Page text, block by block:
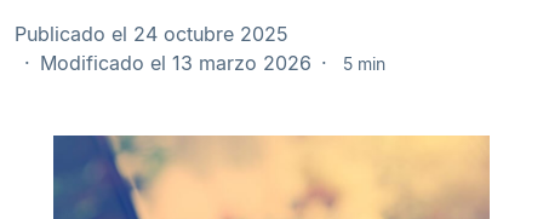
Publicado el 24 octubre 2025
Modificado el 13 marzo 2026
5 min